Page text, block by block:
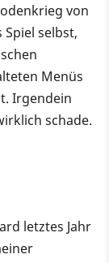
von
selbst,
Menüs
Irgendein
schade.
letztes Jahr